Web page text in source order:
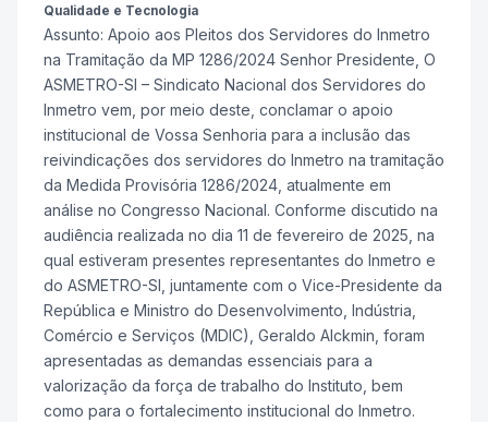
Qualidade e Tecnologia
Assunto: Apoio aos Pleitos dos Servidores do Inmetro
na Tramitação da MP 1286/2024 Senhor Presidente, O
ASMETRO-SI – Sindicato Nacional dos Servidores do
Inmetro vem, por meio deste, conclamar o apoio
institucional de Vossa Senhoria para a inclusão das
reivindicações dos servidores do Inmetro na tramitação
da Medida Provisória 1286/2024, atualmente em
análise no Congresso Nacional. Conforme discutido na
audiência realizada no dia 11 de fevereiro de 2025, na
qual estiveram presentes representantes do Inmetro e
do ASMETRO-SI, juntamente com o Vice-Presidente da
República e Ministro do Desenvolvimento, Indústria,
Comércio e Serviços (MDIC), Geraldo Alckmin, foram
apresentadas as demandas essenciais para a
valorização da força de trabalho do Instituto, bem
como para o fortalecimento institucional do Inmetro.